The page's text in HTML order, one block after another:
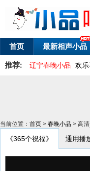
首页 最新相声小品
推荐: 辽宁春晚小品 欢乐
当前位置： 首页 > 春晚小品 > 高
《365个祝福》 通用播